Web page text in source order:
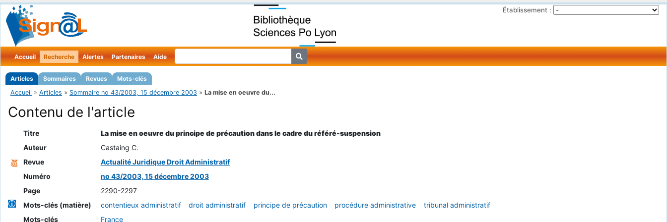
Établissement :
Accueil Recherche
Articles Sommaires Revues Mots-clés
Alertes Partenaires Aide
Accueil » Articles » Sommaire no 43/2003, 15 décembre 2003 » La mise en oeuvre du...
Contenu de l'article
Titre
La mise en oeuvre du principe de précaution dans le cadre du référé-suspension
Auteur
Castaing C.
Revue
Actualité Juridique Droit Administratif
Numéro
no 43/2003, 15 décembre 2003
Page
2290-2297
Mots-clés (matière)
contentieux administratif droit administratif principe de précaution procédure administrative
tribunal administratif
Mots-clés
France